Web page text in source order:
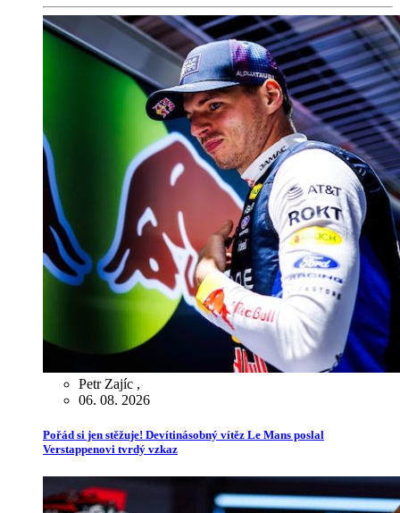
Petr Zajíc ,
06. 08. 2026
Pořád si jen stěžuje! Devítinásobný vítěz Le Mans poslal
Verstappenovi tvrdý vzkaz